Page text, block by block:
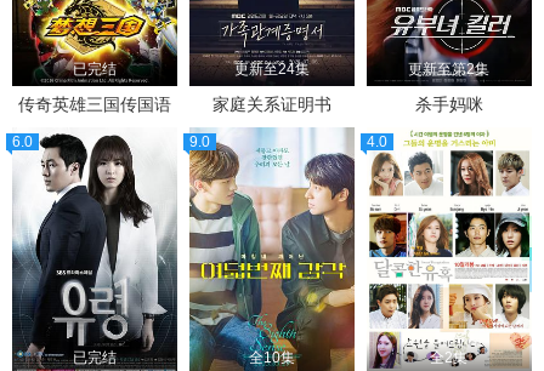
已完结
传奇英雄三国传国语
更新至24集
家庭关系证明书
更新至第2集
杀手妈咪
6.0
已完结
9.0
全10集
4.0
全2集